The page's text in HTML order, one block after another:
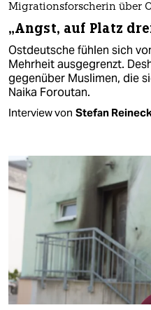
Migrationsforscherin über
„Angst, auf Platz
Ostdeutsche fühlen sich
Mehrheit ausgegrenzt.
gegenüber Muslimen, die
Naika Foroutan.
Interview von Stefan